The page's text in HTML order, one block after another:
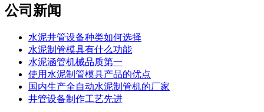
公司新闻
水泥井管设备种类如何选择
水泥制管模具有什么功能
水泥涵管机械品质第一
使用水泥制管模具产品的优点
国内生产全自动水泥制管机的厂家
井管设备制作工艺先进